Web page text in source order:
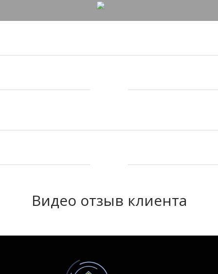
Видео отзыв клиента